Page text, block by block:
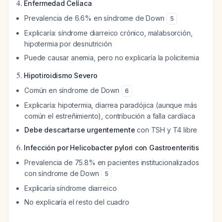
4. Enfermedad Celíaca
Prevalencia de 6.6% en síndrome de Down
5
Explicaría: síndrome diarreico crónico, malabsorción,
hipotermia por desnutrición
Puede causar anemia, pero no explicaría la policitemia
5. Hipotiroidismo Severo
Común en síndrome de Down
6
Explicaría: hipotermia, diarrea paradójica (aunque más
común el estreñimiento), contribución a falla cardíaca
Debe descartarse urgentemente con TSH y T4 libre
6. Infección por Helicobacter pylori con Gastroenteritis
Prevalencia de 75.8% en pacientes institucionalizados
con síndrome de Down
5
Explicaría síndrome diarreico
No explicaría el resto del cuadro